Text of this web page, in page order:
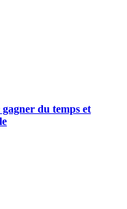
du temps et